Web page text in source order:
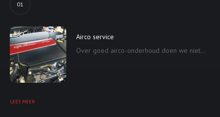
01
Airco service
Over goed airco-onderhoud doen we niet...
LEES MEER